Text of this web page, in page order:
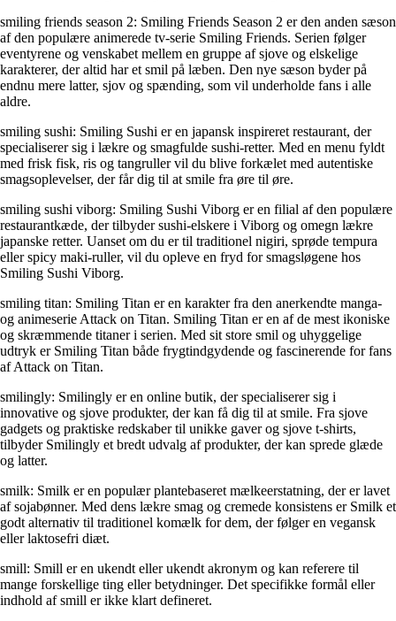
smiling friends season 2: Smiling Friends Season 2 er den anden sæson
af den populære animerede tv-serie Smiling Friends. Serien følger
eventyrene og venskabet mellem en gruppe af sjove og elskelige
karakterer, der altid har et smil på læben. Den nye sæson byder på
endnu mere latter, sjov og spænding, som vil underholde fans i alle
aldre.
smiling sushi: Smiling Sushi er en japansk inspireret restaurant, der
specialiserer sig i lækre og smagfulde sushi-retter. Med en menu fyldt
med frisk fisk, ris og tangruller vil du blive forkælet med autentiske
smagsoplevelser, der får dig til at smile fra øre til øre.
smiling sushi viborg: Smiling Sushi Viborg er en filial af den populære
restaurantkæde, der tilbyder sushi-elskere i Viborg og omegn lækre
japanske retter. Uanset om du er til traditionel nigiri, sprøde tempura
eller spicy maki-ruller, vil du opleve en fryd for smagsløgene hos
Smiling Sushi Viborg.
smiling titan: Smiling Titan er en karakter fra den anerkendte manga-
og animeserie Attack on Titan. Smiling Titan er en af de mest ikoniske
og skræmmende titaner i serien. Med sit store smil og uhyggelige
udtryk er Smiling Titan både frygtindgydende og fascinerende for fans
af Attack on Titan.
smilingly: Smilingly er en online butik, der specialiserer sig i
innovative og sjove produkter, der kan få dig til at smile. Fra sjove
gadgets og praktiske redskaber til unikke gaver og sjove t-shirts,
tilbyder Smilingly et bredt udvalg af produkter, der kan sprede glæde
og latter.
smilk: Smilk er en populær plantebaseret mælkeerstatning, der er lavet
af sojabønner. Med dens lækre smag og cremede konsistens er Smilk et
godt alternativ til traditionel komælk for dem, der følger en vegansk
eller laktosefri diæt.
smill: Smill er en ukendt eller ukendt akronym og kan referere til
mange forskellige ting eller betydninger. Det specifikke formål eller
indhold af smill er ikke klart defineret.